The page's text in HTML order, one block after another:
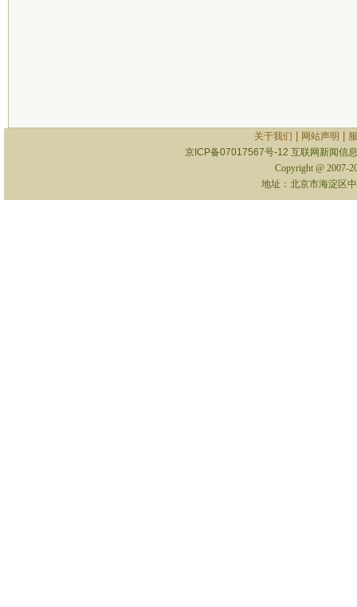
关于我们 网站声明
京ICP备07017567号-12 互联网新闻信
Copyright @ 2007-
地址：北京市海淀区